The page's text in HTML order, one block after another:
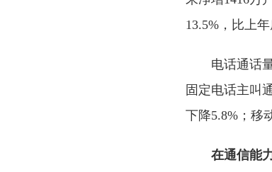
13.5%，比上年
电话通话
固定电话主叫
下降5.8%；移
在通信能